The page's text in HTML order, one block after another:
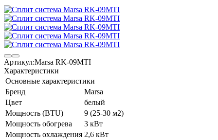
Артикул:Marsa RK-09MTI
Характеристики
Основные характеристики
Бренд
Marsa
Цвет
белый
Мощность (BTU)
9 (25-30 м2)
Мощность обогрева
3 кВт
Мощность охлаждения 2,6 кВт